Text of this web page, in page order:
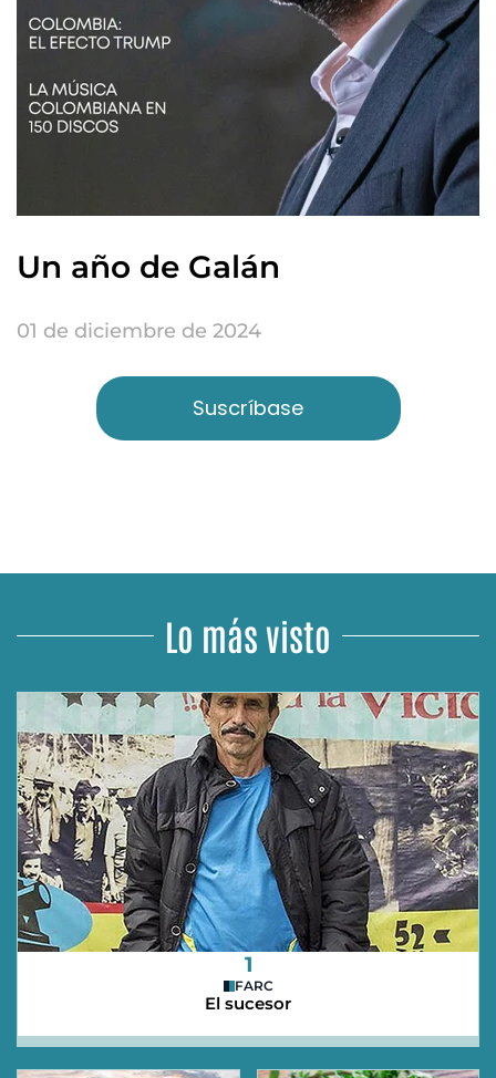
Un año de Galán
01 de diciembre de 2024
Suscríbase
Lo más visto
1
FARC
El sucesor